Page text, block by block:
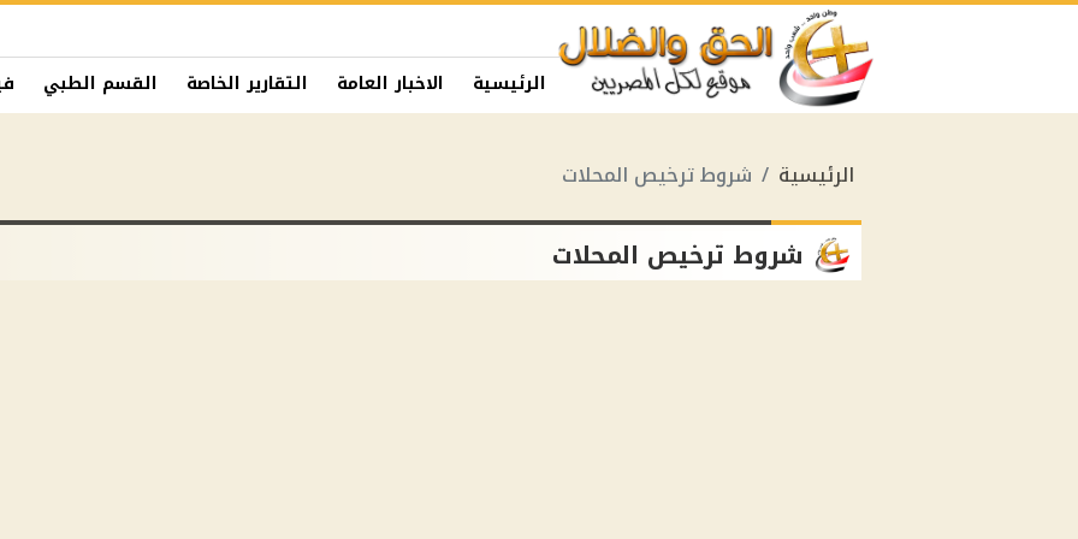
الرئيسية الاخبار العامة التقارير الخاصة القسم الطبي
الرئيسية شروط ترخيص المحلات
شروط ترخيص المحلات